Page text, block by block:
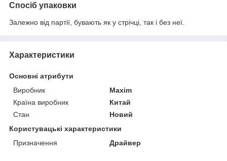
Спосіб упаковки
Залежно від партії, бувають як у стрічці, так і без неї.
Характеристики
Основні атрибути
Виробник
Maxim
Країна виробник
Китай
Стан
Новий
Користувацькі характеристики
Призначення
Драйвер